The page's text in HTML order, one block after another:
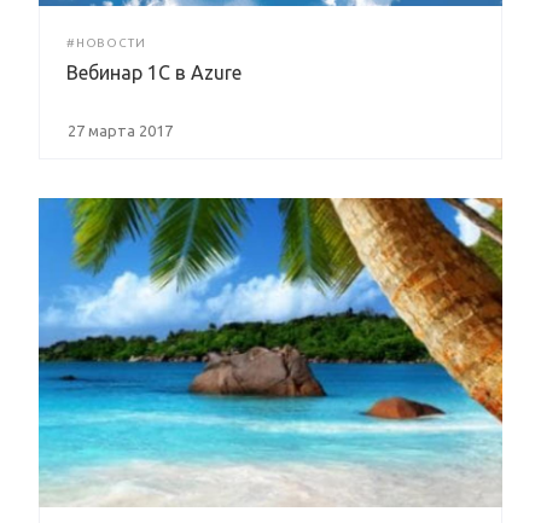
#НОВОСТИ
Вебинар 1C в Azure
27 марта 2017